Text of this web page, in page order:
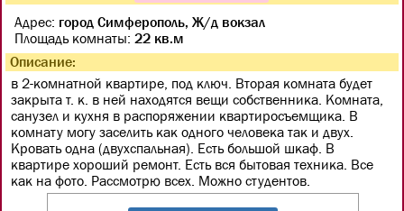
Адрес: город Симферополь, Ж/д вокзал
Площадь комнаты:22 кв.м
Описание:
в 2-комнатной квартире, под ключ. Вторая комната будет
закрыта т. к. в ней находятся вещи собственника. Комната,
санузел и кухня в распоряжении квартиросъемщика. В
комнату могу заселить как одного человека так и двух.
Кровать одна (двухспальная). Есть большой шкаф. В
квартире хороший ремонт. Есть вся бытовая техника. Все
как на фото. Рассмотрю всех. Можно студентов.